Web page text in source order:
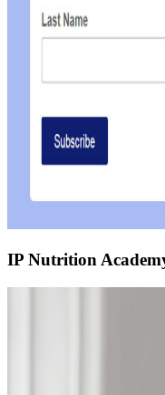
IP Nutrition